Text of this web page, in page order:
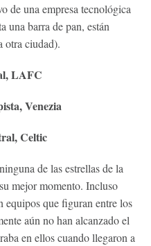
de una empresa tecnológica
una barra de pan, están
otra ciudad).
LAFC
Venezia
Celtic
de las estrellas de la
mejor momento. Incluso
que figuran entre los
aún no han alcanzado el
en ellos cuando llegaron a